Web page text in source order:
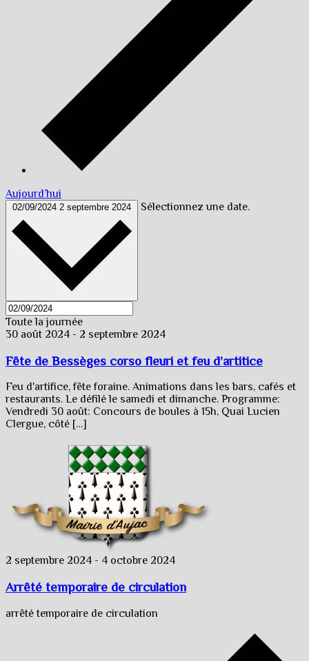
Aujourd’hui
02/09/2024 2 septembre 2024 Sélectionnez une date.
Toute la journée
30 août 2024 - 2 septembre 2024
Fête de Bessèges corso fleuri et feu d’artitice
Feu d'artifice, fête foraine. Animations dans les bars, cafés et
restaurants. Le défilé le samedi et dimanche. Programme:
Vendredi 30 août: Concours de boules à 15h, Quai Lucien
Clergue, côté […]
2 septembre 2024 - 4 octobre 2024
Arrêté temporaire de circulation
arrêté temporaire de circulation